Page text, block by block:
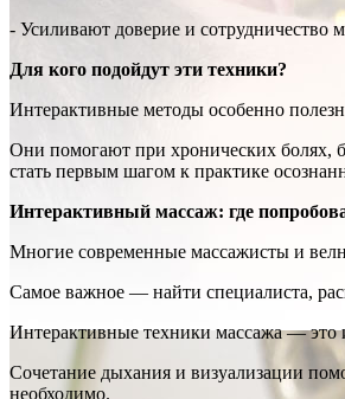
- Усиливают доверие и сотрудничество
Для кого подойдут эти техники?
Интерактивные методы особенно
Они помогают при хронических болях,
стать первым шагом к практике
Интерактивный массаж: где
Многие современные массажисты и
Самое важное — найти специалиста,
Интерактивные техники массажа — это
Сочетание дыхания и визуализации
необходимо.